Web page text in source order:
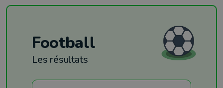
Football
Les résultats